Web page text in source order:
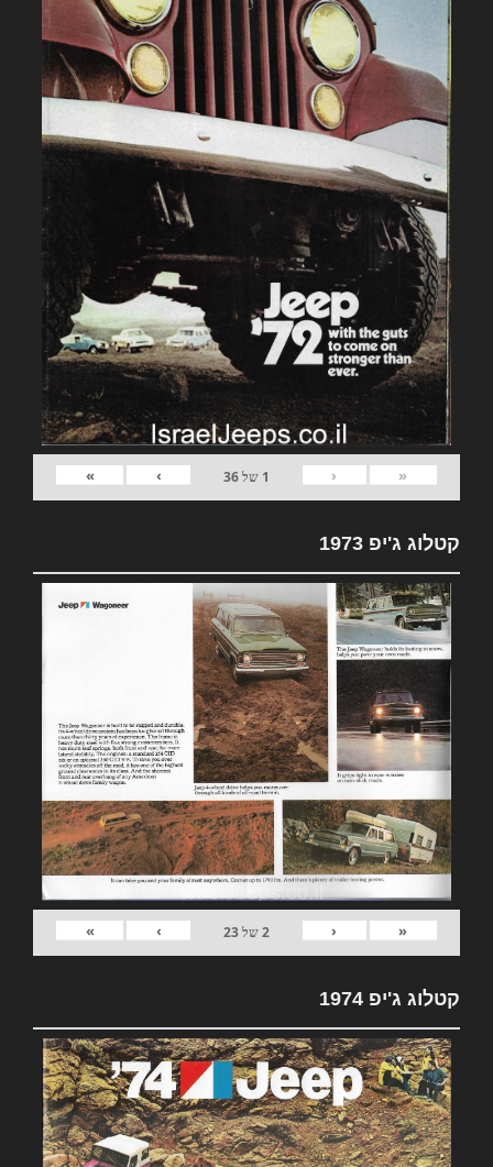
«
‹
1 של36
›
»
קטלוג ג'יפ 1973
«
‹
2של23
›
»
קטלוג ג'יפ 1974